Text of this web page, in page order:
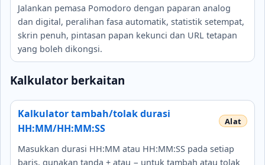
Jalankan pemasa Pomodoro dengan paparan analog
dan digital, peralihan fasa automatik, statistik setempat,
skrin penuh, pintasan papan kekunci dan URL tetapan
yang boleh dikongsi.
Kalkulator berkaitan
Kalkulator tambah/tolak durasi
HH:MM/HH:MM:SS
Masukkan durasi HH:MM atau HH:MM:SS pada setiap
baris, gunakan tanda + atau − untuk tambah atau tolak